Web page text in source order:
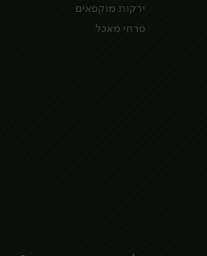
ירקות מוקפאים
פרחי מאכל